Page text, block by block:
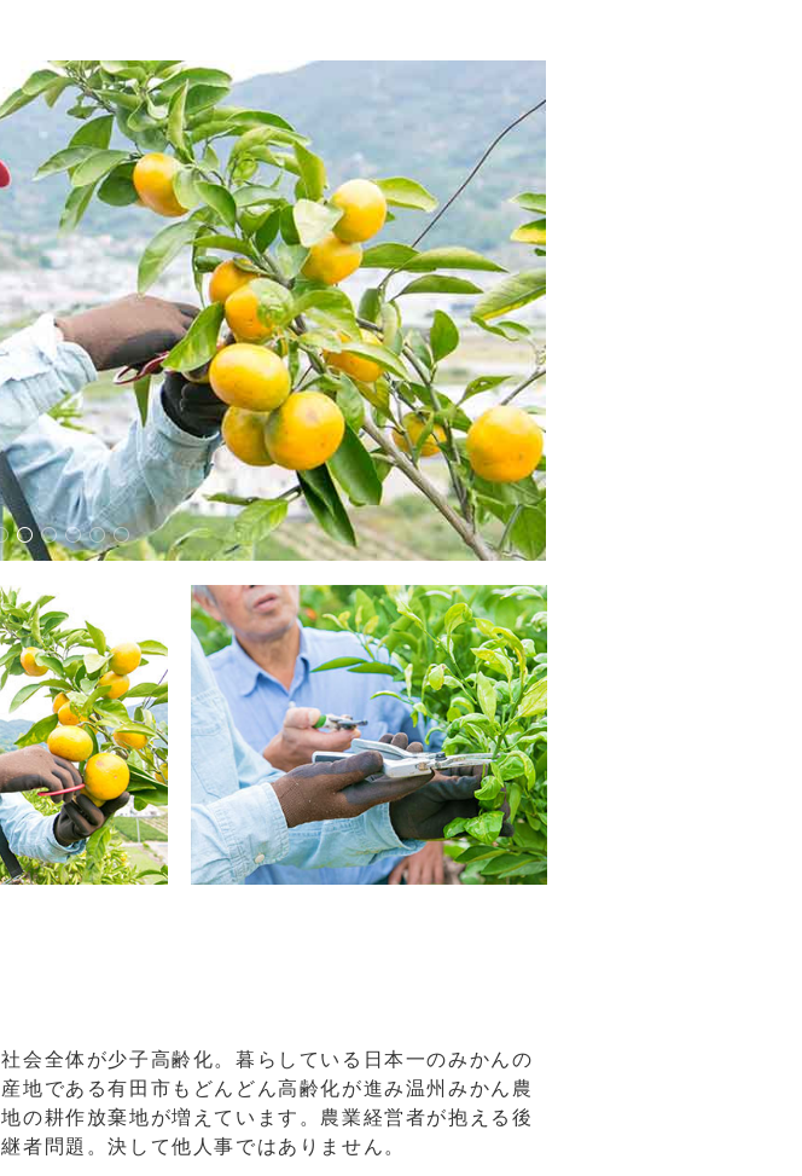
社会全体が少子高齢化。暮らしている日本一のみかんの
産地である有田市もどんどん高齢化が進み温州みかん農
地の耕作放棄地が増えています。農業経営者が抱える後
継者問題。決して他人事ではありません。